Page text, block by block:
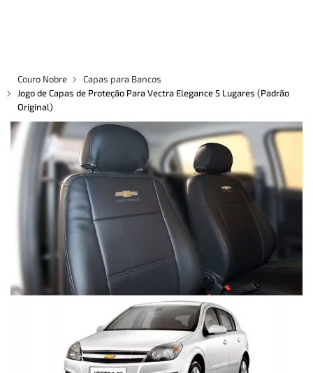
CAPAS PARA BANCOS
TAPETES
ASSOALHOS
ACESSÓRIOS
QUEM SOMOS
MARCAS
Couro Nobre
Capas para Bancos
Jogo de Capas de Proteção Para Vectra Elegance 5 Lugares (Padrão
Original)
Site Seguro- Compre com Segurança
Entrega